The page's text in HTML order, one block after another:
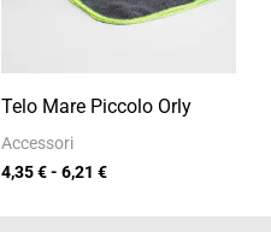
Telo Mare Piccolo Orly
Accessori
4,35€- 6,21 €